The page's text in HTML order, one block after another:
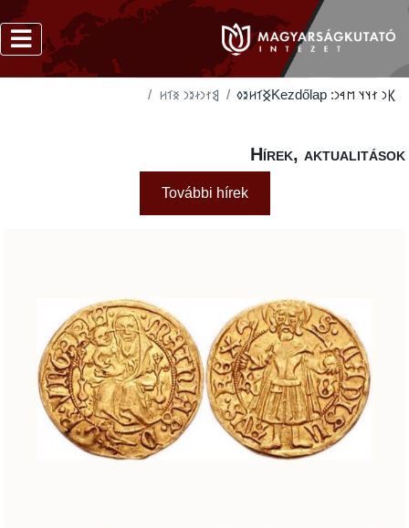
Kezdőlap
‮𐲏𐳑𐳢𐳉𐳓
‮𐲘𐳐𐳙𐳇𐳉𐳙 𐳏𐳑𐳢
Hírek,
További hírek